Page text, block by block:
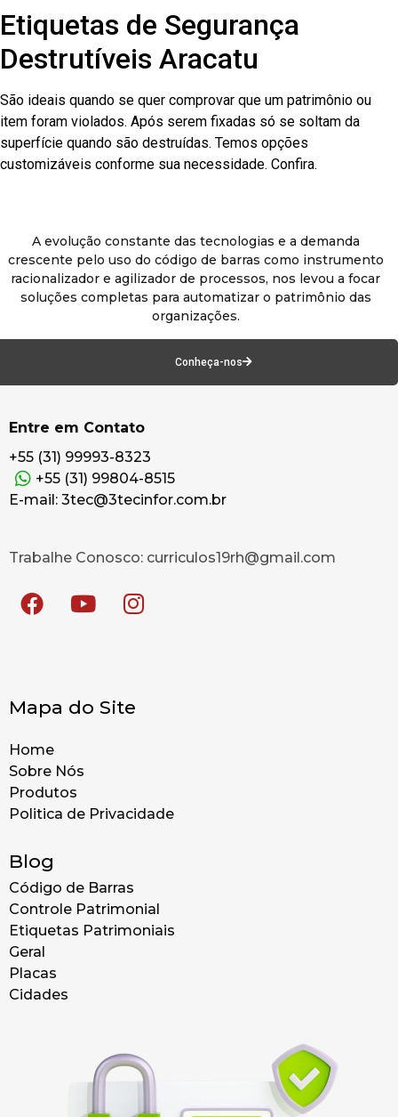
Etiquetas de Segurança
Destrutíveis Aracatu
São ideais quando se quer comprovar que um patrimônio ou
item foram violados. Após serem fixadas só se soltam da
superfície quando são destruídas. Temos opções
customizáveis conforme sua necessidade. Confira.
A evolução constante das tecnologias e a demanda
crescente pelo uso do código de barras como instrumento
racionalizador e agilizador de processos, nos levou a focar
soluções completas para automatizar o patrimônio das
organizações.
Conheça-nos
Entre em Contato
+55 (31) 99993-8323
+55 (31) 99804-8515
E-mail: 3tec@3tecinfor.com.br
Trabalhe Conosco: curriculos19rh@gmail.com
Mapa do Site
Home
Sobre Nós
Produtos
Politica de Privacidade
Blog
Código de Barras
Controle Patrimonial
Etiquetas Patrimoniais
Geral
Placas
Cidades